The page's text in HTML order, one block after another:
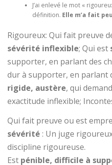
J’ai enlevé le mot «
définition. Elle m’a fait
Rigoureux: Qui fait preuve
sévérité inflexible; Qui est
supporter, en parlant des
dur à supporter, en parlant
rigide, austère, qui
exactitude inflexible;
Qui fait preuve ou est
sévérité : Un juge
discipline rigoureuse.
Est pénible, difficile à